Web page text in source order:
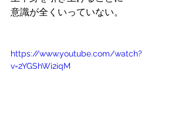
意識が全くいっていない。
https://www.youtube.com/watch?
v=2YGShWi2iqM